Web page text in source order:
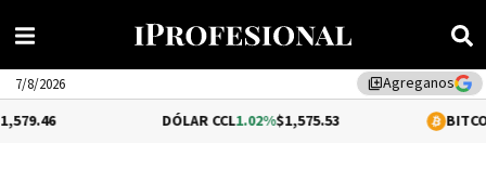
library_addAgreganos
7/8/2026
1.02%$1,575.53 0.22%